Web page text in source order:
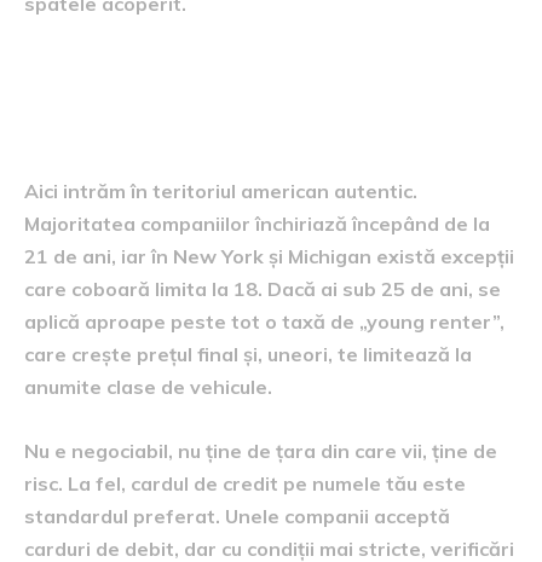
Aici intrăm în teritoriul american autentic.
Majoritatea companiilor închiriază începând de la
21 de ani, iar în New York și Michigan există excepții
care coboară limita la 18. Dacă ai sub 25 de ani, se
aplică aproape peste tot o taxă de „young renter”,
care crește prețul final și, uneori, te limitează la
anumite clase de vehicule.
Nu e negociabil, nu ține de țara din care vii, ține de
risc. La fel, cardul de credit pe numele tău este
standardul preferat. Unele companii acceptă
carduri de debit, dar cu condiții mai stricte, verificări